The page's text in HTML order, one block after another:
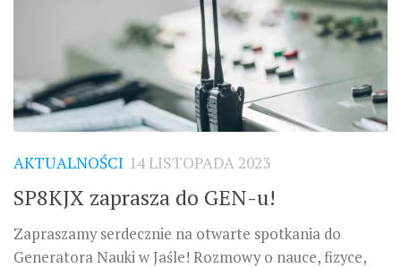
AKTUALNOŚCI 14 LISTOPADA 2023
SP8KJX zaprasza do GEN-u!
Zapraszamy serdecznie na otwarte spotkania do
Generatora Nauki w Jaśle! Rozmowy o nauce, fizyce,